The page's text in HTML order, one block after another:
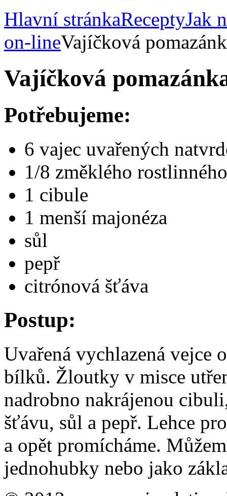
Hlavní stránkaReceptyJak
on-lineVajíčková
Vajíčková
Potřebujeme:
6 vajec uvařených
1/8 změklého
1 cibule
1 menší majonéza
sůl
pepř
citrónová šťáva
Postup:
Uvařená vychlazená vejce
bílků. Žloutky v misce
nadrobno nakrájenou
šťávu, sůl a pepř. Lehce
a opět promícháme.
jednohubky nebo jako